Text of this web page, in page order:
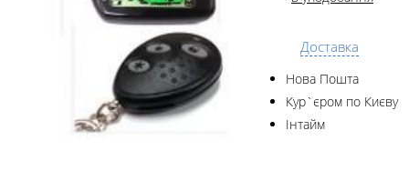
Доставка
Нова Пошта
Кур`єром по Києву
Інтайм